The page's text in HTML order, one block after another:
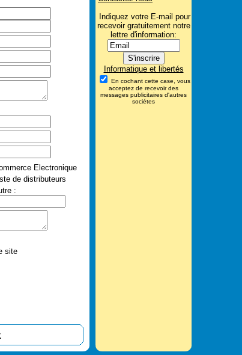
Electronique
de distributeurs
:
site
Indiquez votre E-mail pour
recevoir gratuitement notre
lettre d'information:
Informatique et libertés
En cochant cette case, vous
acceptez de recevoir des
messages publicitaires d'autres
sociétes